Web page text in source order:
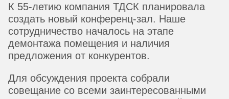
К 55-летию компания ТДСК планировала
создать новый конференц-зал. Наше
сотрудничество началось на этапе
демонтажа помещения и наличия
предложения от конкурентов.
Для обсуждения проекта собрали
совещание со всеми заинтересованными